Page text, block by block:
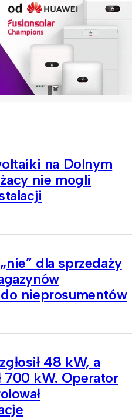
na Dolnym
nie mogli
dla sprzedaży
nieprosumentów
48 kW, a
700 kW. Operator